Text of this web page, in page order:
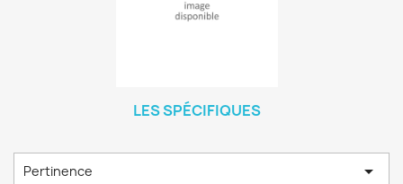
LES SPÉCIFIQUES
Pertinence 